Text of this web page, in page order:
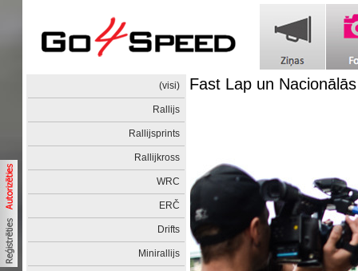
(visi)
Rallijs
Rallijsprints
Rallijkross
WRC
ERČ
Drifts
Minirallijs
Fast Lap un